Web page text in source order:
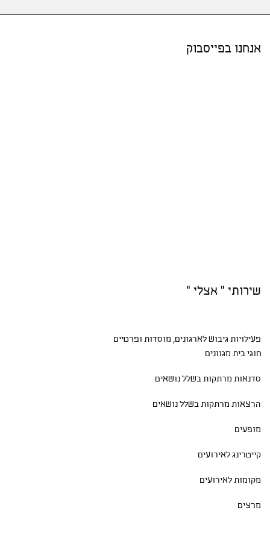
אנחנו בפייסבוק
שירותי " אצלי "
פעילויות גיבושלארגונים, מוסדות ופרטיים
חוגי בית מגוונים
סדנאות מרתקות בשלל נושאים
הרצאות מרתקות בשלל נושאים
מופעים
קייטרינג לאירועים
מקומות לאירועים
מרצים